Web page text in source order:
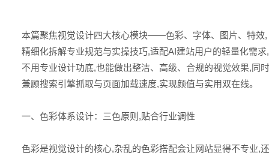
本篇聚焦视觉设计四大核心模块——色彩、字体、图片、特效,
精细化拆解专业规范与实操技巧,适配AI建站用户的轻量化需求,
不用专业设计功底,也能做出整洁、高级、合规的视觉效果,同时
兼顾搜索引擎抓取与页面加载速度,实现颜值与实用双在线。
一、色彩体系设计：三色原则,贴合行业调性
色彩是视觉设计的核心,杂乱的色彩搭配会让网站显得不专业,还